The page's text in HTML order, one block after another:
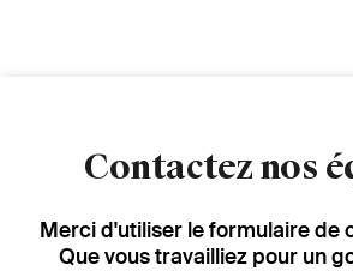
Contactez nos
Merci d'utiliser le formulaire de
Que vous travailliez pour un